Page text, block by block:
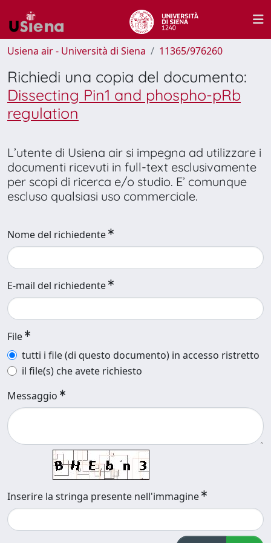
Usiena air - Università di Siena 11365/976260
Richiedi una copia del documento:
Dissecting Pin1 and phospho-pRb
regulation
L’utente di Usiena air si impegna ad utilizzare i
documenti ricevuti in full-text esclusivamente
per scopi di ricerca e/o studio. E’ comunque
escluso qualsiasi uso commerciale.
Nome del richiedente
E-mail del richiedente
File
tutti i file (di questo documento) in accesso ristretto
il file(s) che avete richiesto
Messaggio
Inserire la stringa presente nell'immagine